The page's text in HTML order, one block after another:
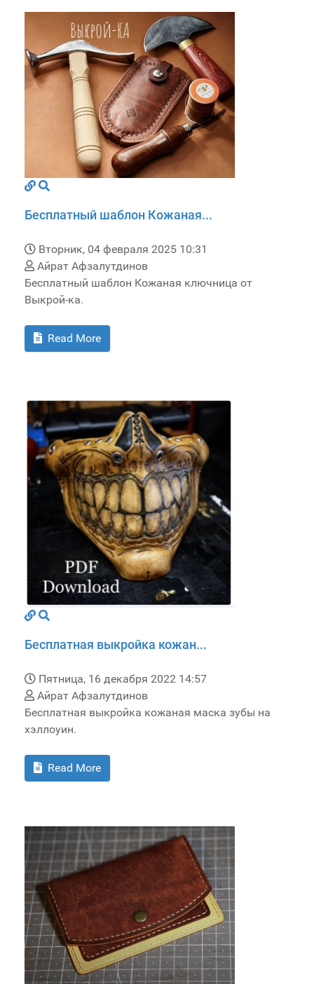
Бесплатный шаблон Кожаная...
Вторник, 04 февраля 2025 10:31
Айрат Афзалутдинов
Бесплатный шаблон Кожаная ключница от
Выкрой-ка.
Read More
Бесплатная выкройка кожан...
Пятница, 16 декабря 2022 14:57
Айрат Афзалутдинов
Бесплатная выкройка кожаная маска зубы на
хэллоуин.
Read More